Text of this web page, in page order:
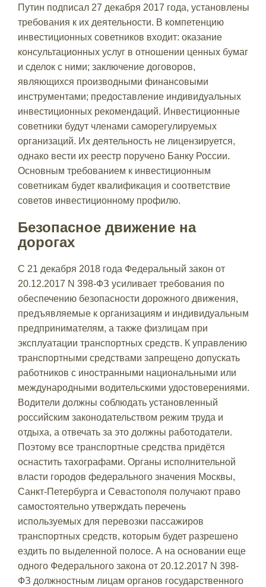
Путин подписал 27 декабря 2017 года, установлены
требования к их деятельности. В компетенцию
инвестиционных советников входит: оказание
консультационных услуг в отношении ценных бумаг
и сделок с ними; заключение договоров,
являющихся производными финансовыми
инструментами; предоставление индивидуальных
инвестиционных рекомендаций. Инвестиционные
советники будут членами саморегулируемых
организаций. Их деятельность не лицензируется,
однако вести их реестр поручено Банку России.
Основным требованием к инвестиционным
советникам будет квалификация и соответствие
советов инвестиционному профилю.
Безопасное движение на
дорогах
С 21 декабря 2018 года Федеральный закон от
20.12.2017 N 398-ФЗ усиливает требования по
обеспечению безопасности дорожного движения,
предъявляемые к организациям и индивидуальным
предпринимателям, а также физлицам при
эксплуатации транспортных средств. К управлению
транспортными средствами запрещено допускать
работников с иностранными национальными или
международными водительскими удостоверениями.
Водители должны соблюдать установленный
российским законодательством режим труда и
отдыха, а отвечать за это должны работодатели.
Поэтому все транспортные средства придётся
оснастить тахографами. Органы исполнительной
власти городов федерального значения Москвы,
Санкт-Петербурга и Севастополя получают право
самостоятельно утверждать перечень
используемых для перевозки пассажиров
транспортных средств, которым будет разрешено
ездить по выделенной полосе. А на основании еще
одного Федерального закона от 20.12.2017 N 398-
ФЗ должностным лицам органов государственного